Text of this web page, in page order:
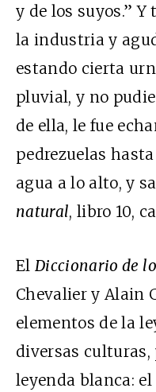
y de los suyos.”
la industria y
estando cierta
pluvial, y no
de ella, le fue
pedrezuelas
agua a lo alto, y
natural, libro 10,
ElDiccionario de
Chevalier y Alain
elementos de la
diversas
leyenda blanca: